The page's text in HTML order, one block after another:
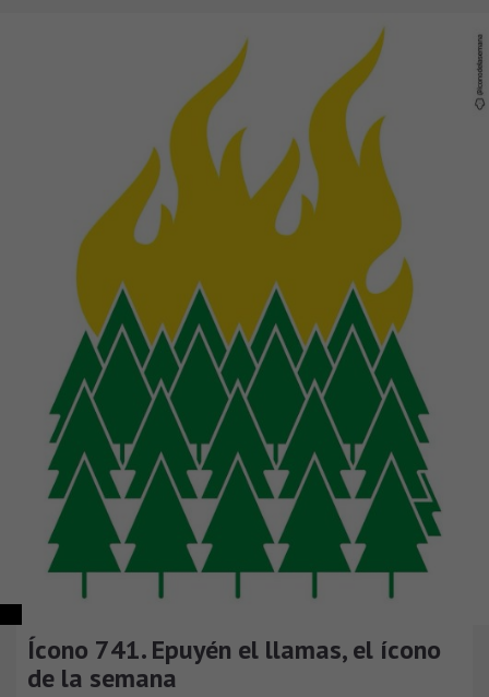
Ícono 741. Epuyén el llamas, el ícono
de la semana